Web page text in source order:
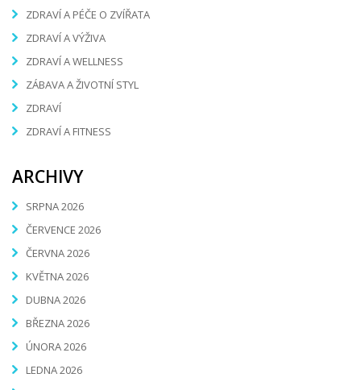
ZDRAVÍ A PÉČE O ZVÍŘATA
ZDRAVÍ A VÝŽIVA
ZDRAVÍ A WELLNESS
ZÁBAVA A ŽIVOTNÍ STYL
ZDRAVÍ
ZDRAVÍ A FITNESS
ARCHIVY
SRPNA 2026
ČERVENCE 2026
ČERVNA 2026
KVĚTNA 2026
DUBNA 2026
BŘEZNA 2026
ÚNORA 2026
LEDNA 2026